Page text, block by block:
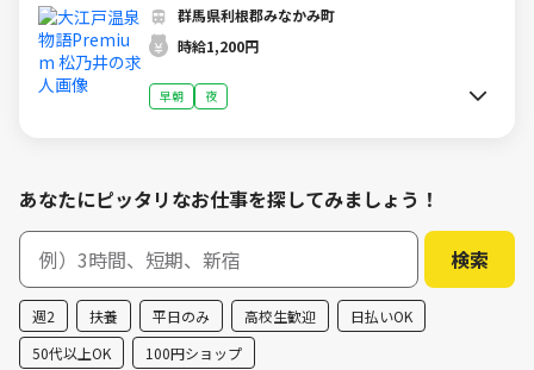
群馬県利根郡みなかみ町
時給1,200円
早朝 夜
あなたにピッタリなお仕事を探してみましょう！
週2 扶養 平日のみ 高校生歓迎
日払いOK
50代以上OK
100円ショップ